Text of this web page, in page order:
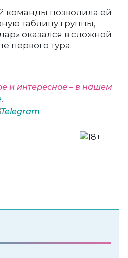
команды позволила ей
таблицу группы,
оказался в сложной
первого тура.
и интересное – в нашем
.